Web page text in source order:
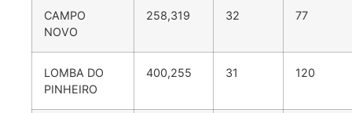
CAMPO
NOVO
258,319 32 77
LOMBA DO
PINHEIRO
400,255 31 120